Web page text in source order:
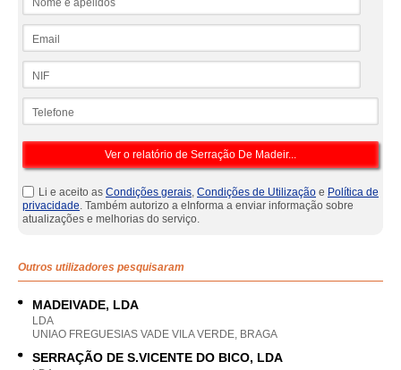
Li e aceito as Condições gerais, Condições de Utilização e Política de
privacidade. Também autorizo a eInforma a enviar informação sobre
atualizações e melhorias do serviço.
Outros utilizadores pesquisaram
MADEIVADE, LDA
LDA
UNIAO FREGUESIAS VADE VILA VERDE, BRAGA
SERRAÇÃO DE S.VICENTE DO BICO, LDA